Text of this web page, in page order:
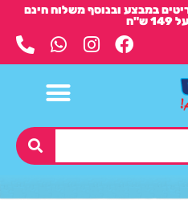
מיגוון פריטים במבצע ובנוסף משלוח חינם
ש"ח